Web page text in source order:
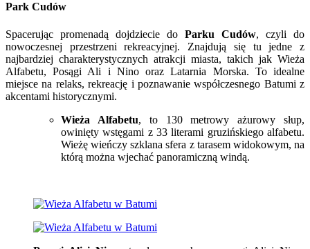
Park Cudów
Spacerując promenadą dojdziecie do Parku Cudów, czyli do
nowoczesnej przestrzeni rekreacyjnej. Znajdują się tu jedne z
najbardziej charakterystycznych atrakcji miasta, takich jak Wieża
Alfabetu, Posągi Ali i Nino oraz Latarnia Morska. To idealne
miejsce na relaks, rekreację i poznawanie współczesnego Batumi z
akcentami historycznymi.
Wieża Alfabetu, to 130 metrowy ażurowy słup,
owinięty wstęgami z 33 literami gruzińskiego alfabetu.
Wieżę wieńczy szklana sfera z tarasem widokowym, na
którą można wjechać panoramiczną windą.